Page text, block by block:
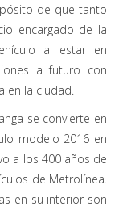
de que tanto
encargado de la
al estar en
a futuro con
en la ciudad.
se convierte en
modelo 2016 en
a los 400 años de
de Metrolínea.
en su interior son